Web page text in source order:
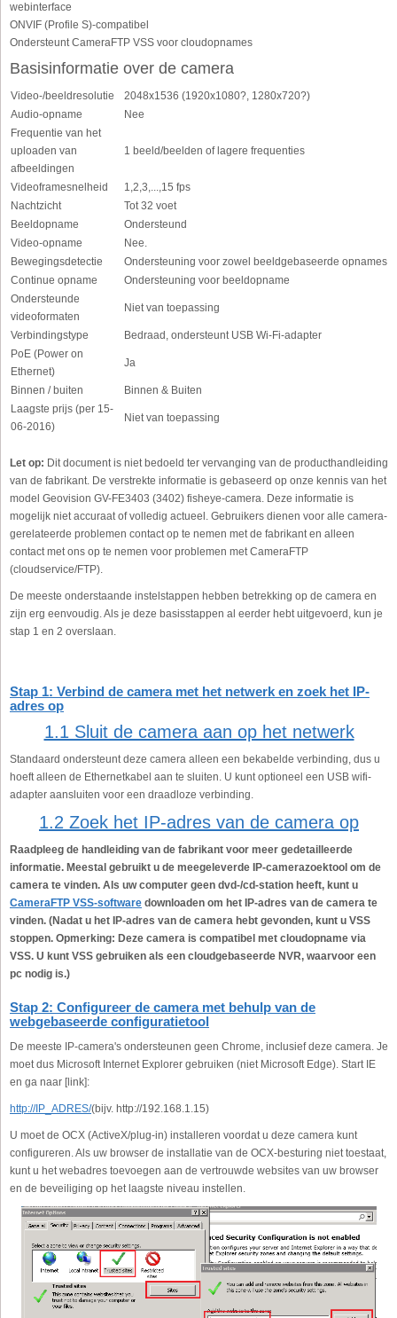
webinterface
ONVIF (Profile S)-compatibel
Ondersteunt CameraFTP VSS voor cloudopnames
Basisinformatie over de camera
Video-/beeldresolutie
2048x1536 (1920x1080?, 1280x720?)
Audio-opname
Nee
Frequentie van het
uploaden van
afbeeldingen
1 beeld/beelden of lagere frequenties
Videoframesnelheid
1,2,3,...,15 fps
Nachtzicht
Tot 32 voet
Beeldopname
Ondersteund
Video-opname
Nee.
Bewegingsdetectie
Ondersteuning voor zowel beeldgebaseerde opnames
Continue opname
Ondersteuning voor beeldopname
Ondersteunde
videoformaten
Niet van toepassing
Verbindingstype
Bedraad, ondersteunt USB Wi-Fi-adapter
PoE (Power on
Ethernet)
Ja
Binnen / buiten
Binnen & Buiten
Laagste prijs (per 15-
06-2016)
Niet van toepassing
Let op: Dit document is niet bedoeld ter vervanging van de producthandleiding
van de fabrikant. De verstrekte informatie is gebaseerd op onze kennis van het
model Geovision GV-FE3403 (3402) fisheye-camera. Deze informatie is
mogelijk niet accuraat of volledig actueel. Gebruikers dienen voor alle camera-
gerelateerde problemen contact op te nemen met de fabrikant en alleen
contact met ons op te nemen voor problemen met CameraFTP
(cloudservice/FTP).
De meeste onderstaande instelstappen hebben betrekking op de camera en
zijn erg eenvoudig. Als je deze basisstappen al eerder hebt uitgevoerd, kun je
stap 1 en 2 overslaan.
Stap 1: Verbind de camera met het netwerk en zoek het IP-
adres op
1.1 Sluit de camera aan op het netwerk
Standaard ondersteunt deze camera alleen een bekabelde verbinding, dus u
hoeft alleen de Ethernetkabel aan te sluiten. U kunt optioneel een USB wifi-
adapter aansluiten voor een draadloze verbinding.
1.2 Zoek het IP-adres van de camera op
Raadpleeg de handleiding van de fabrikant voor meer gedetailleerde
informatie. Meestal gebruikt u de meegeleverde IP-camerazoektool om de
camera te vinden. Als uw computer geen dvd-/cd-station heeft, kunt u
CameraFTP VSS-software downloaden om het IP-adres van de camera te
vinden. (Nadat u het IP-adres van de camera hebt gevonden, kunt u VSS
stoppen. Opmerking: Deze camera is compatibel met cloudopname via
VSS. U kunt VSS gebruiken als een cloudgebaseerde NVR, waarvoor een
pc nodig is.)
Stap 2: Configureer de camera met behulp van de
webgebaseerde configuratietool
De meeste IP-camera's ondersteunen geen Chrome, inclusief deze camera. Je
moet dus Microsoft Internet Explorer gebruiken (niet Microsoft Edge). Start IE
en ga naar [link]:
http://IP_ADRES/(bijv. http://192.168.1.15)
U moet de OCX (ActiveX/plug-in) installeren voordat u deze camera kunt
configureren. Als uw browser de installatie van de OCX-besturing niet toestaat,
kunt u het webadres toevoegen aan de vertrouwde websites van uw browser
en de beveiliging op het laagste niveau instellen.